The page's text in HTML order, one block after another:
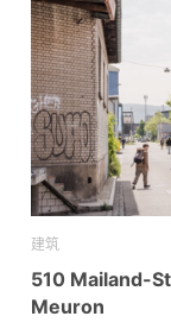
建筑
510 Mailand-
Meuron